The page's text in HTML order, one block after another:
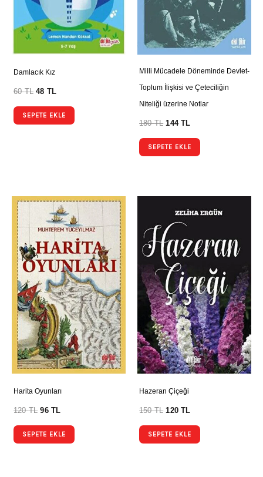
Damlacık Kız
60TL 48 TL
SEPETE EKLE
Milli Mücadele Döneminde Devlet-
Toplum İlişkisi ve Çeteciliğin
Niteliği üzerine Notlar
180TL 144TL
SEPETE EKLE
Harita Oyunları
120TL 96TL
SEPETE EKLE
Hazeran Çiçeği
150TL 120TL
SEPETE EKLE